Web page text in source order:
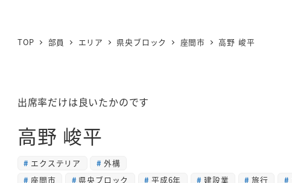
TOP 部員 エリア 県央ブロック 座間市 高野 峻平
出席率だけは良いたかのです
高野 峻平
エクステリア
外構
座間市
県央ブロック 平成6年 建設業 旅行